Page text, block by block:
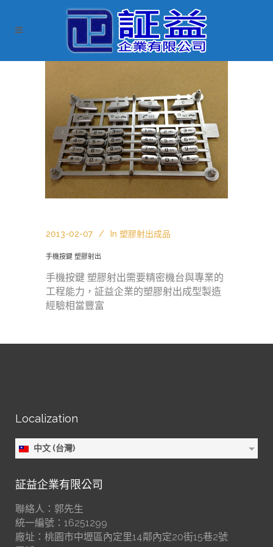
2013-02-07 In 塑膠射出成品
手機按鍵 塑膠射出
手機按鍵 塑膠射出需要精密機台與專業的
工程能力，証益企業的塑膠射出成型製造
經驗相當豐富
Localization
中文 (台灣)
証益企業有限公司
聯絡人：郭先生
統一編號：16251299
廠址：桃園市中壢區內定里14鄰內定20街15巷2號